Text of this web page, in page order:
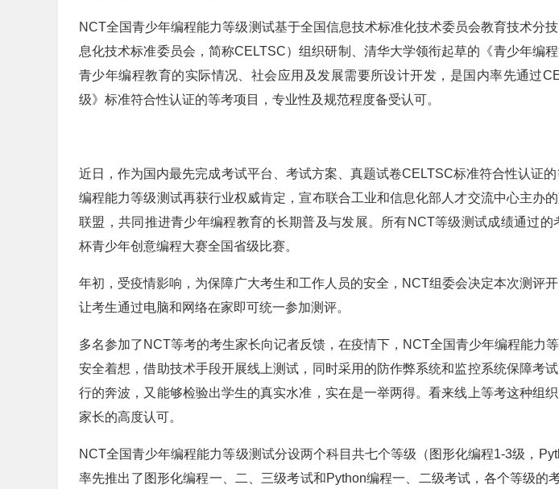
NCT全国青少年编程能力等级测试基于全国信息技术标准化技术委员会教育技术分
息化技术标准委员会，简称CELTSC）组织研制、清华大学领衔起草的《青少年编
青少年编程教育的实际情况、社会应用及发展需要所设计开发，是国内率先通过
级》标准符合性认证的等考项目，专业性及规范程度备受认可。
近日，作为国内最先完成考试平台、考试方案、真题试卷CELTSC标准符合性认证
编程能力等级测试再获行业权威肯定，宣布联合工业和信息化部人才交流中心主办
联盟，共同推进青少年编程教育的长期普及与发展。所有NCT等级测试成绩通过的
杯青少年创意编程大赛全国省级比赛。
年初，受疫情影响，为保障广大考生和工作人员的安全，NCT组委会决定本次测评
让考生通过电脑和网络在家即可统一参加测评。
多名参加了NCT等考的考生家长向记者反馈，在疫情下，NCT全国青少年编程能力
安全着想，借助技术手段开展线上测试，同时采用的防作弊系统和监控系统保障考
行的奔波，又能够检验出学生的真实水准，实在是一举两得。看来线上等考这种组
家长的高度认可。
NCT全国青少年编程能力等级测试分设两个科目共七个等级（图形化编程1-3级，
率先推出了图形化编程一、二、三级考试和Python编程一、二级考试，​各个等级的